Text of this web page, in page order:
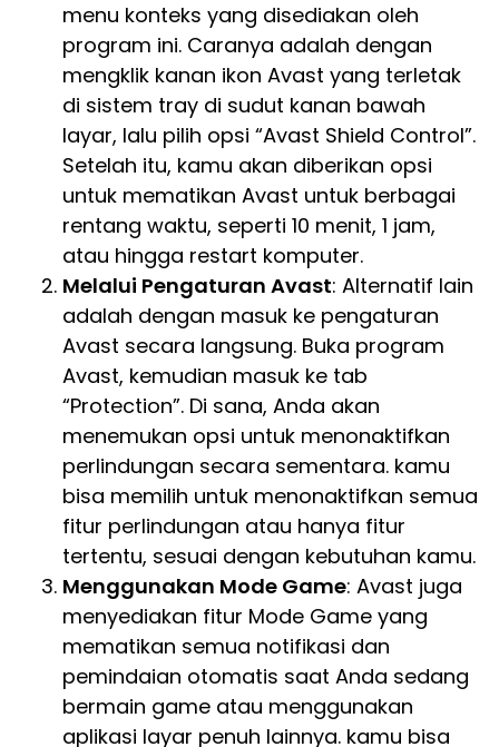
menu konteks yang disediakan oleh
program ini. Caranya adalah dengan
mengklik kanan ikon Avast yang terletak
di sistem tray di sudut kanan bawah
layar, lalu pilih opsi “Avast Shield Control”.
Setelah itu, kamu akan diberikan opsi
untuk mematikan Avast untuk berbagai
rentang waktu, seperti 10 menit, 1 jam,
atau hingga restart komputer.
Melalui Pengaturan Avast: Alternatif lain
adalah dengan masuk ke pengaturan
Avast secara langsung. Buka program
Avast, kemudian masuk ke tab
“Protection”. Di sana, Anda akan
menemukan opsi untuk menonaktifkan
perlindungan secara sementara. kamu
bisa memilih untuk menonaktifkan semua
fitur perlindungan atau hanya fitur
tertentu, sesuai dengan kebutuhan kamu.
Menggunakan Mode Game: Avast juga
menyediakan fitur Mode Game yang
mematikan semua notifikasi dan
pemindaian otomatis saat Anda sedang
bermain game atau menggunakan
aplikasi layar penuh lainnya. kamu bisa